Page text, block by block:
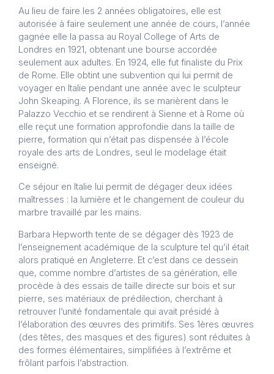
Au lieu de faire les 2 années obligatoires, elle est
autorisée à faire seulement une année de cours, l’année
gagnée elle la passa au Royal College of Arts de
Londres en 1921, obtenant une bourse accordée
seulement aux adultes. En 1924, elle fut finaliste du Prix
de Rome. Elle obtint une subvention qui lui permit de
voyager en Italie pendant une année avec le sculpteur
John Skeaping. A Florence, ils se marièrent dans le
Palazzo Vecchio et se rendirent à Sienne et à Rome où
elle reçut une formation approfondie dans la taille de
pierre, formation qui n’était pas dispensée à l’école
royale des arts de Londres, seul le modelage était
enseigné.
Ce séjour en Italie lui permit de dégager deux idées
maîtresses : la lumière et le changement de couleur du
marbre travaillé par les mains.
Barbara Hepworth tente de se dégager dès 1923 de
l’enseignement académique de la sculpture tel qu’il était
alors pratiqué en Angleterre. Et c’est dans ce dessein
que, comme nombre d’artistes de sa génération, elle
procède à des essais de taille directe sur bois et sur
pierre, ses matériaux de prédilection, cherchant à
retrouver l’unité fondamentale qui avait présidé à
l’élaboration des œuvres des primitifs. Ses 1ères œuvres
(des têtes, des masques et des figures) sont réduites à
des formes élémentaires, simplifiées à l’extrême et
frôlant parfois l’abstraction.